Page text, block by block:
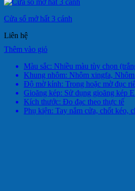
Cửa sổ mở hất 3 cánh
Liên hệ
Thêm vào giỏ
Màu sắc: Nhiều màu tùy chọn
Khung nhôm: Nhôm xingfa,
Độ mờ kính: Trong hoặc mờ đục
Gioăng kép: Sử dụng gioăng kép
Kích thước: Đo đạc theo thực tế
Phụ kiện: Tay nắm cửa, chốt kéo,